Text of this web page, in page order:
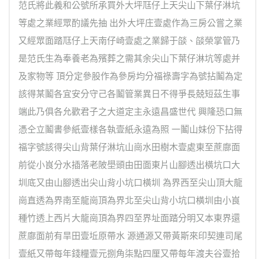
范氏將此義和公號所承買外大坪尫仔上天尖山下葉仔淋坑
等處之業經眾酌議先抽 出外大坪庄壹處作為三房公嘗之業
又經眾面踏尫仔上天南仔崎壹處之業歸于燄、燄榮掌管乃
是范氏生為奉養老為殯葬之需其余尖山下葉仔淋坑等處并
及家物等 頂分定參股作為參房均分福祿壽字為號拈鬮為定
該得某鬮各宜安分守己各鬮管業異日不得爭長兢短茲生事
端此乃俱各允歡君子之大道定主永遠昌盛世代 興隆恐口無
憑仝立鬮書參紙壹樣各執壹紙永遠為照 一鬮山妹份下拈得
福字號該得尖山背葉仔淋坑山崗水田樹木壹處東至蔗廍面
前從小峎分水插落老陂壆頭由田面東片山腳透出橫坑口大
圳底又由山腳透出尖山背小坑口橫圳 為界西至尖山頂大龍
崗直透為界南至龍崗頂為界北至尖山背小坑口橫圳由小峎
種竹透上西片大龍崗頂為界四至界址面踏分明又本東界還
蔗廍面前有旱田壹坵原帶水 源通源又帶黃斯來印契連司尾
壹紙又帶每年錢糧壹元捌角柒點四厘又帶每年渡夫谷壹拾